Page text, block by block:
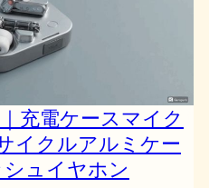
充電ケースマイク
イクルアルミケー
ュイヤホン